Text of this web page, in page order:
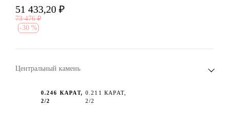
51 433,20 ₽
73 476 ₽
-30 %
Центральный камень
0.246 КАРАТ,
2/2
0.211 КАРАТ,
2/2